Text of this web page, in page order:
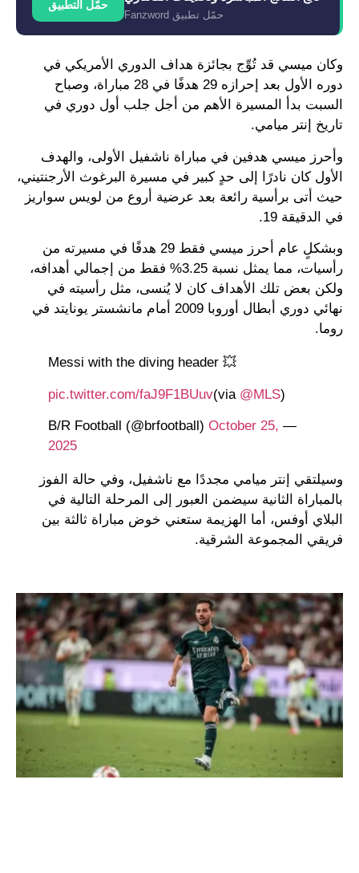
حمّل تطبيق Fanzword
حمّل التطبيق
وكان ميسي قد تُوِّج بجائزة هداف الدوري الأمريكي في
دوره الأول بعد إحرازه 29 هدفًا في 28 مباراة، وصباح
السبت بدأ المسيرة الأهم من أجل جلب أول دوري في
تاريخ إنتر ميامي.
وأحرز ميسي هدفين في مباراة ناشفيل الأولى، والهدف
الأول كان نادرًا إلى حدٍ كبير في مسيرة البرغوث الأرجنتيني،
حيث أتى برأسية رائعة بعد عرضية أروع من لويس سواريز
في الدقيقة 19.
وبشكلٍ عام أحرز ميسي فقط 29 هدفًا في مسيرته من
رأسيات، مما يمثل نسبة 3.25% فقط من إجمالي أهدافه،
ولكن بعض تلك الأهداف كان لا يُنسى، مثل رأسيته في
نهائي دوري أبطال أوروبا 2009 أمام مانشستر يونايتد في
روما.
Messi with the diving header 💥
(via
@MLS
)
pic.twitter.com/faJ9F1BUuv
— B/R Football (@brfootball)
October 25,
2025
وسيلتقي إنتر ميامي مجددًا مع ناشفيل، وفي حالة الفوز
بالمباراة الثانية سيضمن العبور إلى المرحلة التالية في
البلاي أوفس، أما الهزيمة ستعني خوض مباراة ثالثة بين
فريقي المجموعة الشرقية.